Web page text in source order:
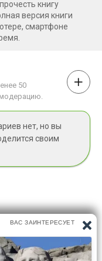
книгу
версия книги
смартфоне
50
нет, но вы
своим